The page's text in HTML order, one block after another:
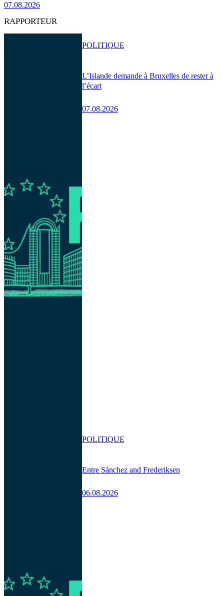
07.08.2026
RAPPORTEUR
L’Islande demande à Bruxelles de rester à
l’écart
07.08.2026
POLITIQUE
Entre Sánchez and Frederiksen
06.08.2026
POLITIQUE